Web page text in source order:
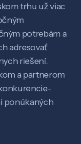
trhu už viac
potrebám a
adresovať
riešení.
a partnerom
ponúkaných